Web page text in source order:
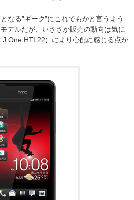
なる”ギーク”にこれでもかと言うよう
デルだが、いささか販売の動向は気に
J One HTL22）により心配に感じる点が